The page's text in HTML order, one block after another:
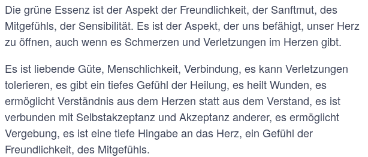
Die grüne Essenz ist der Aspekt der Freundlichkeit, der Sanftmut, des
Mitgefühls, der Sensibilität. Es ist der Aspekt, der uns befähigt, unser Herz
zu öffnen, auch wenn es Schmerzen und Verletzungen im Herzen gibt.
Es ist liebende Güte, Menschlichkeit, Verbindung, es kann Verletzungen
tolerieren, es gibt ein tiefes Gefühl der Heilung, es heilt Wunden, es
ermöglicht Verständnis aus dem Herzen statt aus dem Verstand, es ist
verbunden mit Selbstakzeptanz und Akzeptanz anderer, es ermöglicht
Vergebung, es ist eine tiefe Hingabe an das Herz, ein Gefühl der
Freundlichkeit, des Mitgefühls.